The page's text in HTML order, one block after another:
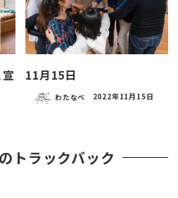
11月15日
わたなべ 2022年11月15日
トラックバック